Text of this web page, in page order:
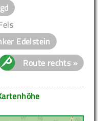
Edelstein
Route rechts »